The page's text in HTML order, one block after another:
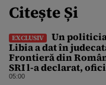
Citește Și
EXCLUSIV
Un
Libia a dat în
Frontieră din
SRI l-a declarat,
ISIS
05:00